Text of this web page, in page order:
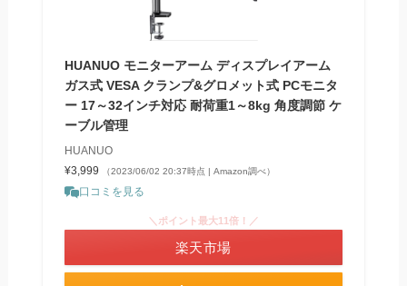
HUANUO モニターアーム ディスプレイアーム
ガス式 VESA クランプ&グロメット式 PCモニタ
ー 17～32インチ対応 耐荷重1～8kg 角度調節 ケ
ーブル管理
HUANUO
¥3,999
（2023/06/02 20:37時点 | Amazon調べ）
口コミを見る
＼ポイント最大11倍！／
楽天市場